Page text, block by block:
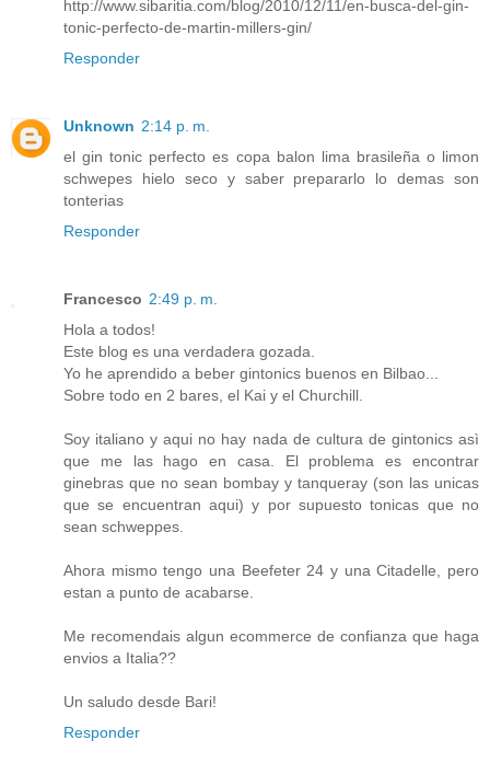
http://www.sibaritia.com/blog/2010/12/11/en-busca-del-gin-
tonic-perfecto-de-martin-millers-gin/
Responder
Unknown 2:14 p. m.
el gin tonic perfecto es copa balon lima brasileña o limon
schwepes hielo seco y saber prepararlo lo demas son
tonterias
Responder
Francesco 2:49 p. m.
Hola a todos!
Este blog es una verdadera gozada.
Yo he aprendido a beber gintonics buenos en Bilbao...
Sobre todo en 2 bares, el Kai y el Churchill.
Soy italiano y aqui no hay nada de cultura de gintonics asì
que me las hago en casa. El problema es encontrar
ginebras que no sean bombay y tanqueray (son las unicas
que se encuentran aqui) y por supuesto tonicas que no
sean schweppes.
Ahora mismo tengo una Beefeter 24 y una Citadelle, pero
estan a punto de acabarse.
Me recomendais algun ecommerce de confianza que haga
envios a Italia??
Un saludo desde Bari!
Responder